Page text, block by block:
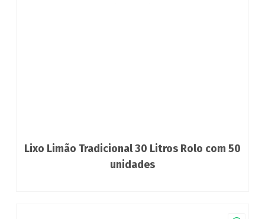
Lixo Limão Tradicional 30 Litros Rolo com 50
unidades